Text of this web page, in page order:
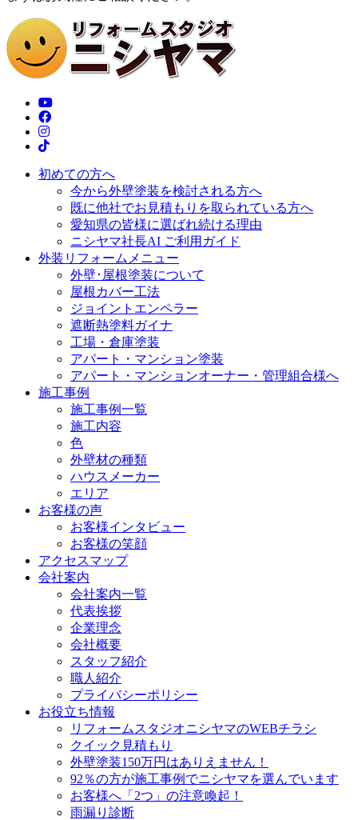
初めての方へ
今から外壁塗装を検討される方へ
既に他社でお見積もりを取られている方へ
愛知県の皆様に選ばれ続ける理由
ニシヤマ社長AI ご利用ガイド
外装リフォームメニュー
外壁･屋根塗装について
屋根カバー工法
ジョイントエンペラー
遮断熱塗料ガイナ
工場・倉庫塗装
アパート・マンション塗装
アパート・マンションオーナー・管理組合様へ
施工事例
施工事例一覧
施工内容
色
外壁材の種類
ハウスメーカー
エリア
お客様の声
お客様インタビュー
お客様の笑顔
アクセスマップ
会社案内
会社案内一覧
代表挨拶
企業理念
会社概要
スタッフ紹介
職人紹介
プライバシーポリシー
お役立ち情報
リフォームスタジオニシヤマのWEBチラシ
クイック見積もり
外壁塗装150万円はありえません！
92％の方が施工事例でニシヤマを選んでいます
お客様へ「2つ」の注意喚起！
雨漏り診断